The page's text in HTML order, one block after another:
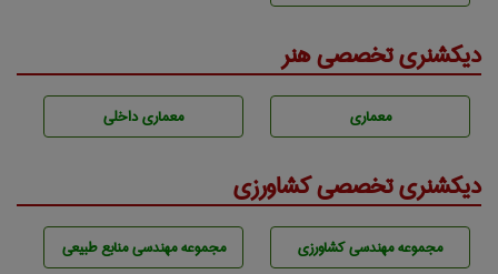
دیکشنری تخصصی هنر
معماری معماری داخلی
دیکشنری تخصصی کشاورزی
مجموعه مهندسی كشاورزی مجموعه مهندسی منابع طبيعی